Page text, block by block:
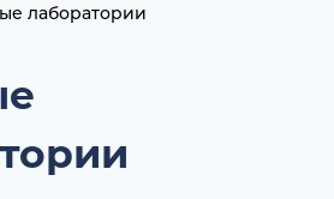
лаборатории